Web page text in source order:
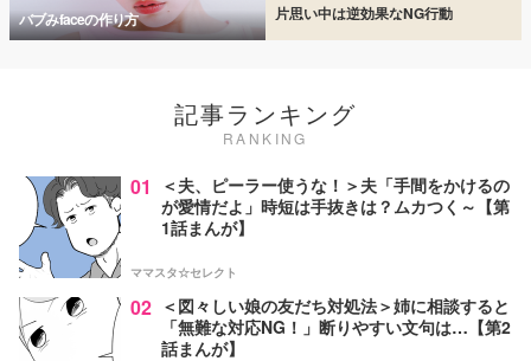
バブみfaceの作り方 片思い中は逆効果なNG行動
記事ランキング
RANKING
01
＜夫、ピーラー使うな！＞夫「手間をかけるの
が愛情だよ」時短は手抜きは？ムカつく～【第
1話まんが】
ママスタ☆セレクト
02 ＜図々しい娘の友だち対処法＞姉に相談すると
「無難な対応NG！」断りやすい文句は…【第2
話まんが】